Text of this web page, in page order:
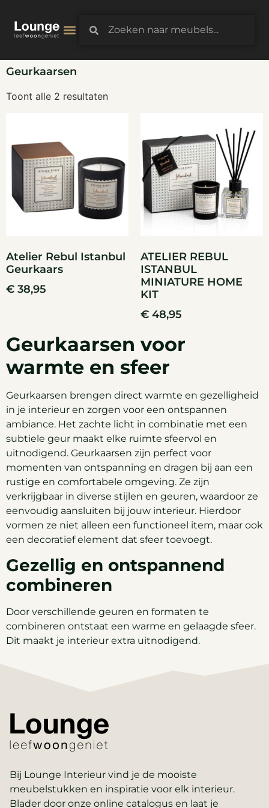
Geurkaarsen
Toont alle 2 resultaten
Atelier Rebul Istanbul
Geurkaars
€ 38,95
ATELIER REBUL
ISTANBUL
MINIATURE HOME
KIT
€ 48,95
Geurkaarsen voor
warmte en sfeer
Geurkaarsen brengen direct warmte en gezelligheid
in je interieur en zorgen voor een ontspannen
ambiance. Het zachte licht in combinatie met een
subtiele geur maakt elke ruimte sfeervol en
uitnodigend. Geurkaarsen zijn perfect voor
momenten van ontspanning en dragen bij aan een
rustige en comfortabele omgeving. Ze zijn
verkrijgbaar in diverse stijlen en geuren, waardoor ze
eenvoudig aansluiten bij jouw interieur. Hierdoor
vormen ze niet alleen een functioneel item, maar ook
een decoratief element dat sfeer toevoegt.
Gezellig en ontspannend
combineren
Door verschillende geuren en formaten te
combineren ontstaat een warme en gelaagde sfeer.
Dit maakt je interieur extra uitnodigend.
Bij Lounge Interieur vind je de mooiste
meubelstukken en inspiratie voor elk interieur.
Blader door onze online catalogus en laat je